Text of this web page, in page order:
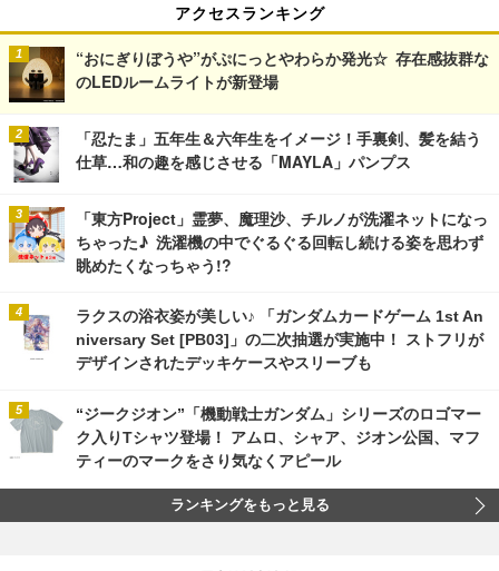
アクセスランキング
“おにぎりぼうや”がぷにっとやわらか発光☆ 存在感抜群な
のLEDルームライトが新登場
「忍たま」五年生＆六年生をイメージ！手裏剣、髪を結う
仕草…和の趣を感じさせる「MAYLA」パンプス
「東方Project」霊夢、魔理沙、チルノが洗濯ネットになっ
ちゃった♪ 洗濯機の中でぐるぐる回転し続ける姿を思わず
眺めたくなっちゃう!?
ラクスの浴衣姿が美しい♪ 「ガンダムカードゲーム 1st An
niversary Set [PB03]」の二次抽選が実施中！ ストフリが
デザインされたデッキケースやスリーブも
“ジークジオン”「機動戦士ガンダム」シリーズのロゴマー
ク入りTシャツ登場！ アムロ、シャア、ジオン公国、マフ
ティーのマークをさり気なくアピール
ランキングをもっと見る